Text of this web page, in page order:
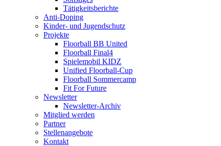
Tätigkeitsberichte
Anti-Doping
Kinder- und Jugendschutz
Projekte
Floorball BB United
Floorball Final4
Spielemobil KIDZ
Unified Floorball-Cup
Floorball Sommercamp
Fit For Future
Newsletter
Newsletter-Archiv
Mitglied werden
Partner
Stellenangebote
Kontakt